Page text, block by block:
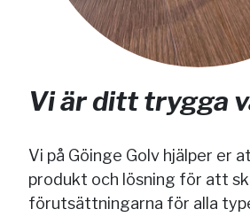
Vi är ditt trygga
Vi på Göinge Golv hjälper er
produkt och lösning för att
förutsättningarna för alla